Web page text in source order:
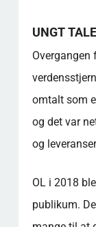
UNGT
omtalt som
og det var
og
OL i 2018
publikum.